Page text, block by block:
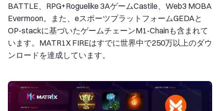
BATTLE、RPG+Roguelike 3AゲームCastile、Web3 MOBA
Evermoon。また、eスポーツプラットフォームGEDAと
OP-stackに基づいたゲームチェーンM1-Chainも含まれて
います。MATR1X FIREはすでに世界中で250万以上のダウ
ンロードを達成しています。